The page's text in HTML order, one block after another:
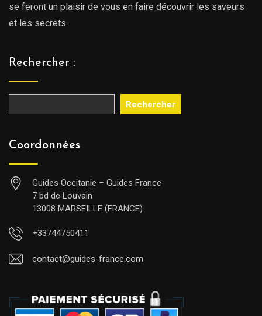
se feront un plaisir de vous en faire découvrir les saveurs
et les secrets.
Rechercher :
Rechercher
Coordonnées
Guides Occitanie – Guides France
7 bd de Louvain
13008 MARSEILLE (FRANCE)
+33744750411
contact@guides-france.com